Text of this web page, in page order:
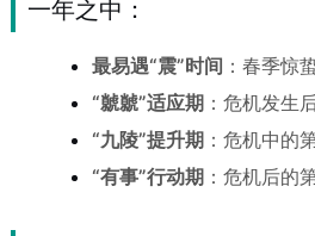
一年之中：
最易遇“震”时间 ：春季惊
“虩虩”适应期 ：危机发生
“九陵”提升期 ：危机中的
“有事”行动期 ：危机后的